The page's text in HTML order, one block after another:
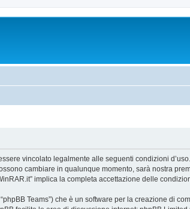
vincolato legalmente alle seguenti condizioni
cambiare in qualunque momento, sarà nostra
implica la completa accettazione delle
Teams”) che è un software per la creazione di